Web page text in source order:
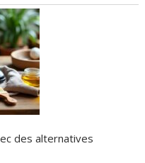
des alternatives